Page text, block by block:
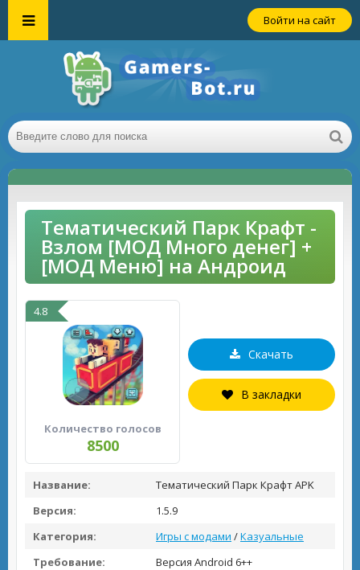
Войти на сайт
Тематический Парк Крафт -
Взлом [МОД Много денег] +
[МОД Меню] на Андроид
4.8
Количество голосов
8500
Скачать
В закладки
Название:
Тематический Парк Крафт APK
Версия:
1.5.9
Категория:
Игры с модами /Казуальные
Требование:
Версия Android 6++